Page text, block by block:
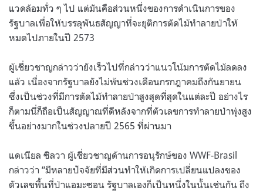
แวดล้อมทั่ว ๆ ไป แต่มันคือส่วนหนึ่งของการดำเนินการของ
รัฐบาลเพื่อให้บรรลุพันธสัญญาที่จะยุติการตัดไม้ทำลายป่าให้
หมดไปภายในปี 2573
ผู้เชี่ยวชาญกล่าวว่ายังเร็วไปที่กล่าวว่าแนวโน้มการตัดไม้ลดลง
แล้ว เนื่องจากรัฐบาลยังไม่พ้นช่วงเดือนกรกฎาคมถึงกันยายน
ซึ่งเป็นช่วงที่มีการตัดไม้ทำลายป่าสูงสุดที่สุดในแต่ละปี อย่างไร
ก็ตามนี่ก็ถือเป็นสัญญาณที่ดีหลังจากที่ตัวเลขการทำลายป่าพุ่งสูง
ขึ้นอย่างมากในช่วงปลายปี 2565 ที่ผ่านมา
แดเนียล ซิลวา ผู้เชี่ยวชาญด้านการอนุรักษ์ของ WWF-Brasil
กล่าวว่า “มีหลายปัจจัยที่มีส่วนทำให้เกิดการเปลี่ยนแปลงของ
ตัวเลขพื้นที่ป่าแอมะซอน รัฐบาลเองก็เป็นหนึ่งในนั้นเช่นกัน ถึง